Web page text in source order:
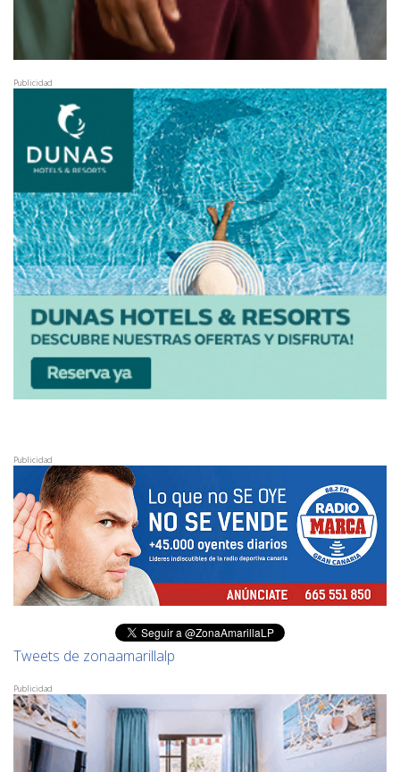
Publicidad
Publicidad
Tweets de zonaamarillalp
Publicidad